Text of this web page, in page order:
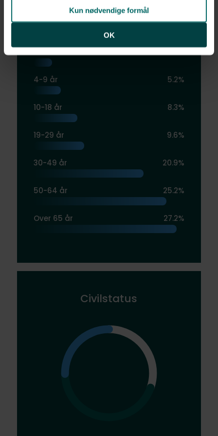
Kun nødvendige formål
OK
Aldersfordeling
4-9 år 5.2%
10-18 år 8.3%
19-29 år 9.6%
30-49 år 20.9%
50-64 år 25.2%
Over 65 år 27.2%
Civilstatus